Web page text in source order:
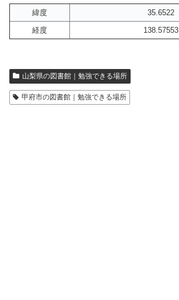
緯度
35.6522
経度
138.57553
山梨県の図書館｜勉強できる場所
甲府市の図書館｜勉強できる場所